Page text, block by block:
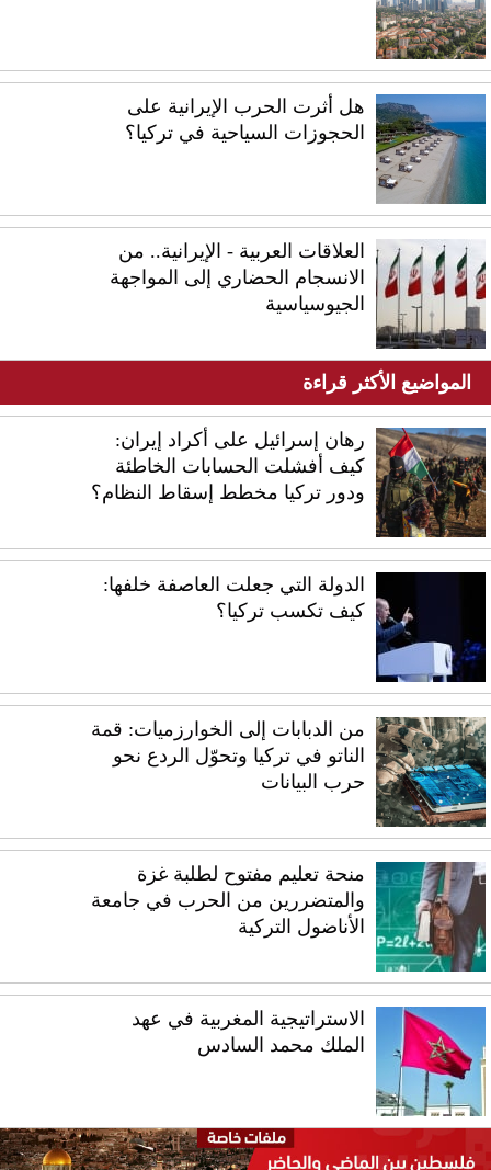
هل أثرت الحرب الإيرانية على
الحجوزات السياحية في تركيا؟
العلاقات العربية - الإيرانية.. من
الانسجام الحضاري إلى المواجهة
الجيوسياسية
المواضيع الأكثر قراءة
رهان إسرائيل على أكراد إيران:
كيف أفشلت الحسابات الخاطئة
ودور تركيا مخطط إسقاط النظام؟
الدولة التي جعلت العاصفة خلفها:
كيف تكسب تركيا؟
من الدبابات إلى الخوارزميات: قمة
الناتو في تركيا وتحوّل الردع نحو
حرب البيانات
منحة تعليم مفتوح لطلبة غزة
والمتضررين من الحرب في جامعة
الأناضول التركية
الاستراتيجية المغربية في عهد
الملك محمد السادس